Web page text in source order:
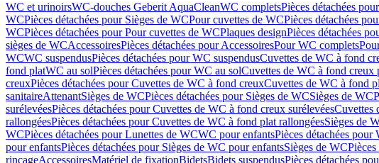
WC et urinoirsWC-douches Geberit AquaCleanWC completsPièces détachées
WCPièces détachées pour Sièges de WCPour cuvettes de WCPièces détachées
WCPièces détachées pour Pour cuvettes de WCPlaques designPièces détachées
sièges de WCAccessoiresPièces détachées pour AccessoiresPour WC complets
WCWC suspendusPièces détachées pour WC suspendusCuvettes de WC à fond
fond platWC au solPièces détachées pour WC au solCuvettes de WC à fond creux
creuxPièces détachées pour Cuvettes de WC à fond creuxCuvettes de WC à fond
sanitaireAttenantSièges de WCPièces détachées pour Sièges de WCSièges de WC
surélevéesPièces détachées pour Cuvettes de WC à fond creux surélevéesCuvettes
rallongéesPièces détachées pour Cuvettes de WC à fond plat rallongéesSièges de
WCPièces détachées pour Lunettes de WCWC pour enfantsPièces détachées pour
pour enfantsPièces détachées pour Sièges de WC pour enfantsSièges de WC
rinçageAccessoiresMatériel de fixationBidetsBidets suspendusPièces détachées